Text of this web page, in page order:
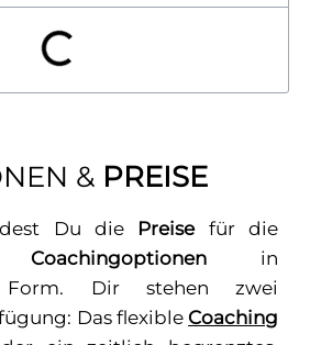
& PREISE
Du die Preisefür die
Coachingoptionenin
Form. Dir stehen zwei
Das flexibleCoaching